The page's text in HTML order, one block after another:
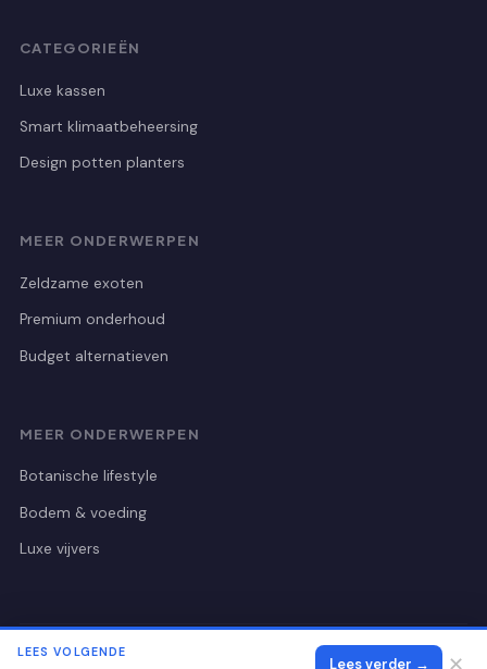
CATEGORIEËN
Luxe kassen
Smart klimaatbeheersing
Design potten planters
MEER ONDERWERPEN
Zeldzame exoten
Premium onderhoud
Budget alternatieven
MEER ONDERWERPEN
Botanische lifestyle
Bodem & voeding
Luxe vijvers
© 2026 Botanischetuinutrecht Alle rechten voorbehouden.
LEES VOLGENDE
Lees verder → ✕